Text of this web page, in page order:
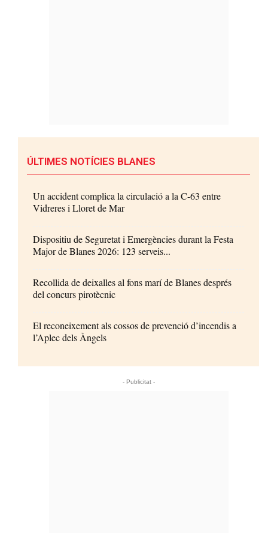
ÚLTIMES NOTÍCIES BLANES
Un accident complica la circulació a la C-63 entre
Vidreres i Lloret de Mar
Dispositiu de Seguretat i Emergències durant la Festa
Major de Blanes 2026: 123 serveis...
Recollida de deixalles al fons marí de Blanes després
del concurs pirotècnic
El reconeixement als cossos de prevenció d’incendis a
l’Aplec dels Àngels
- Publicitat -